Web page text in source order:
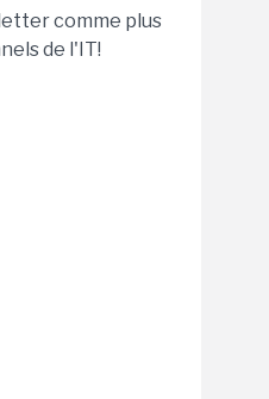
comme plus
de l'IT!